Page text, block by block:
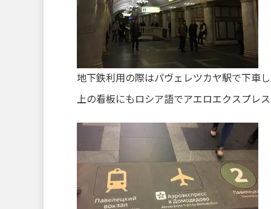
地下鉄利用の際はパヴェレツカヤ駅で下車
上の看板にもロシア語でアエロエクスプレ